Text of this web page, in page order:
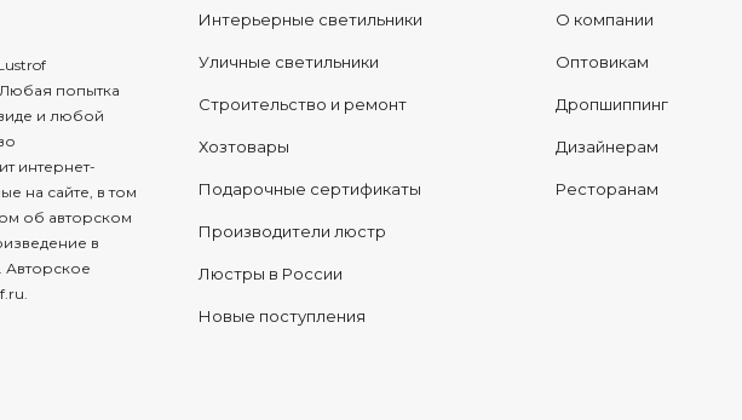
попытка
и любой
интернет-
на сайте, в том
об авторском
в
Авторское
Интерьерные светильники
Уличные светильники
Строительство и ремонт
Хозтовары
Подарочные сертификаты
Производители люстр
Люстры в России
Новые поступления
О компании
Оптовикам
Дропшиппинг
Дизайнерам
Ресторанам